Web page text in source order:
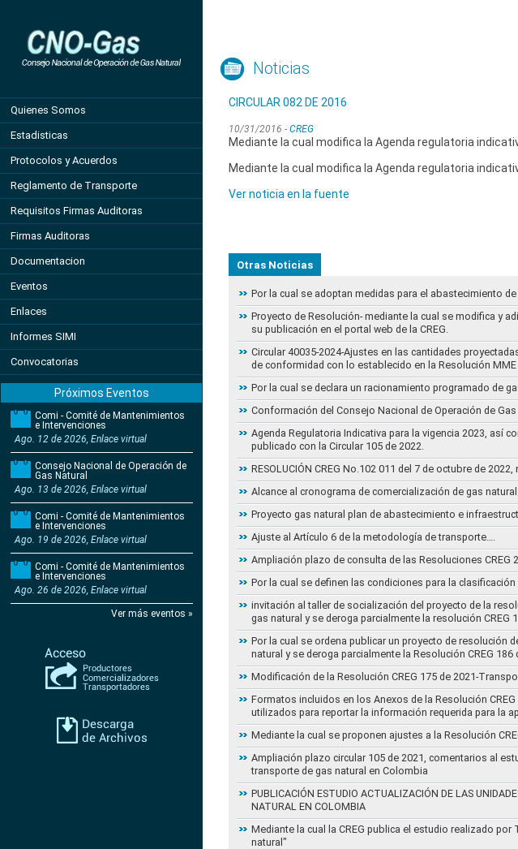
Quienes Somos
Estadisticas
Protocolos y Acuerdos
Reglamento de Transporte
Requisitos Firmas Auditoras
Firmas Auditoras
Documentacion
Eventos
Enlaces
Informes SIMI
Convocatorias
Próximos Eventos
Comi - Comité de Mantenimientos
e Intervenciones
Ago. 12 de 2026, Enlace virtual
Consejo Nacional de Operación de
Gas Natural
Ago. 13 de 2026, Enlace virtual
Comi - Comité de Mantenimientos
e Intervenciones
Ago. 19 de 2026, Enlace virtual
Comi - Comité de Mantenimientos
e Intervenciones
Ago. 26 de 2026, Enlace virtual
Ver más eventos »
Noticias
CIRCULAR 082 DE 2016
10/31/2016 - CREG
Mediante la cual modifica la Agenda regulatoria
Mediante la cual modifica la Agenda regulatoria
Ver noticia en la fuente
Otras Noticias
Por la cual se adoptan medidas para el abastecimiento
Proyecto de Resolución- mediante la cual se modifica y
su publicación en el portal web de la CREG.
Circular 40035-2024-Ajustes en las cantidades
de conformidad con lo establecido en la Resolución MME
Por la cual se declara un racionamiento programado de
Conformación del Consejo Nacional de Operación de Gas
Agenda Regulatoria Indicativa para la vigencia 2023, así
publicado con la Circular 105 de 2022.
RESOLUCIÓN CREG No.102 011 del 7 de octubre de
Alcance al cronograma de comercialización de gas
Proyecto gas natural plan de abastecimiento e
Ajuste al Artículo 6 de la metodología de transporte….
Ampliación plazo de consulta de las Resoluciones CREG
Por la cual se definen las condiciones para la
invitación al taller de socialización del proyecto de la
gas natural y se deroga parcialmente la resolución CREG
Por la cual se ordena publicar un proyecto de resolución
natural y se deroga parcialmente la Resolución CREG 186
Modificación de la Resolución CREG 175 de 2021-
Formatos incluidos en los Anexos de la Resolución
utilizados para reportar la información requerida para la
Mediante la cual se proponen ajustes a la Resolución
Ampliación plazo circular 105 de 2021, comentarios al
transporte de gas natural en Colombia
PUBLICACIÓN ESTUDIO ACTUALIZACIÓN DE LAS
NATURAL EN COLOMBIA
Mediante la cual la CREG publica el estudio realizado
natural"